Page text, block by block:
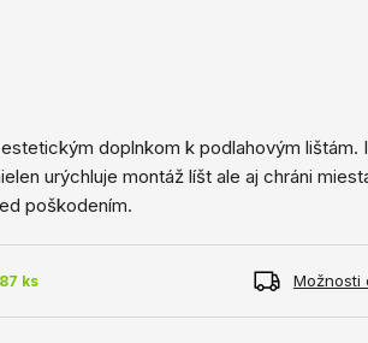
doplnkom k podlahovým lištám.
urýchluje montáž líšt ale aj chráni
poškodením.
ks Možnosti